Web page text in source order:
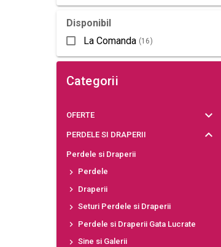
Disponibil
La Comanda (16)
Categorii
OFERTE
PERDELE SI DRAPERII
Perdele si Draperii
Perdele
Draperii
Seturi Perdele si Draperii
Perdele si Draperii Gata Lucrate
Sine si Galerii